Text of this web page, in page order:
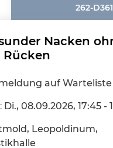
262-
Nacken
auf Warteliste
Di., 08.09.2026, 17:45 -
Leopoldinum,